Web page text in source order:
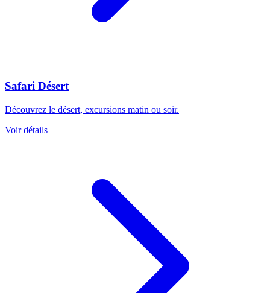
Safari Désert
Découvrez le désert, excursions matin ou soir.
Voir détails